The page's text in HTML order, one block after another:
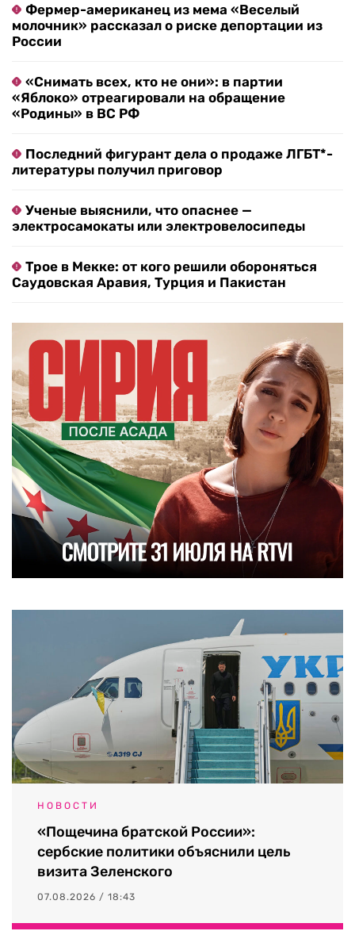
Фермер-американец из мема «Веселый
молочник» рассказал о риске депортации из
России
«Снимать всех, кто не они»: в партии
«Яблоко» отреагировали на обращение
«Родины» в ВС РФ
Последний фигурант дела о продаже ЛГБТ*-
литературы получил приговор
Ученые выяснили, что опаснее —
электросамокаты или электровелосипеды
Трое в Мекке: от кого решили обороняться
Саудовская Аравия, Турция и Пакистан
НОВОСТИ
«Пощечина братской России»:
сербские политики объяснили цель
визита Зеленского
07.08.2026 / 18:43